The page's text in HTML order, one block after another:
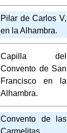
Pilar de Carlos V,
en la Alhambra.
Capilla del
Convento de San
Francisco en la
Alhambra.
Convento de las
Carmelitas